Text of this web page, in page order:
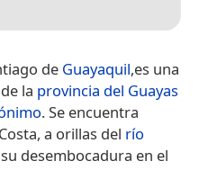
de Guayaquil,​es una
la provincia del Guayas
. Se encuentra
a orillas del río
desembocadura en el